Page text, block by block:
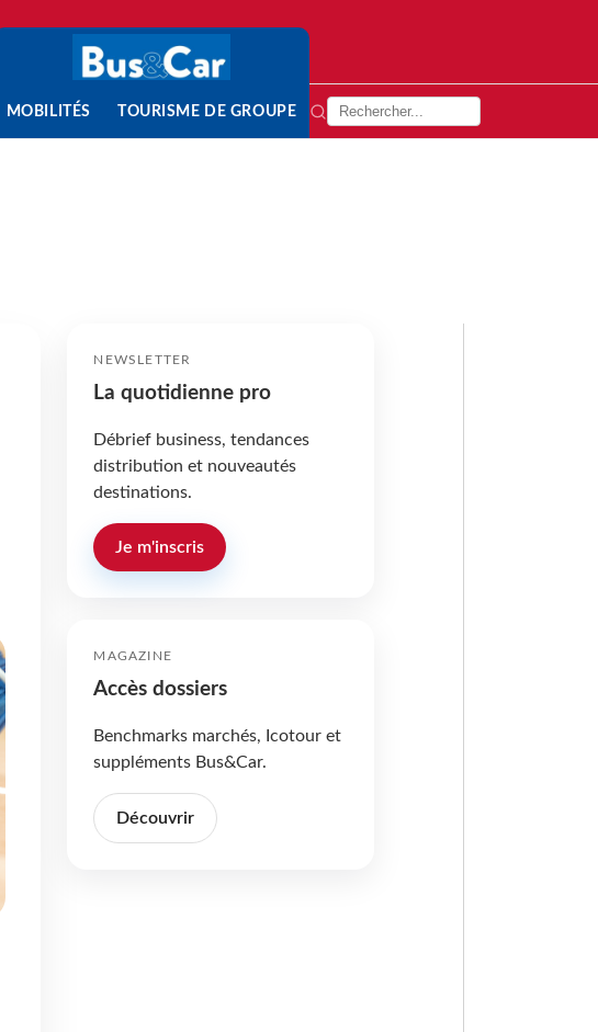
MOBILITÉS TOURISME DE GROUPE
NEWSLETTER
La quotidienne pro
Débrief business, tendances
distribution et nouveautés
destinations.
Je m'inscris
MAGAZINE
Accès dossiers
Benchmarks marchés, Icotour et
suppléments Bus&Car.
Découvrir